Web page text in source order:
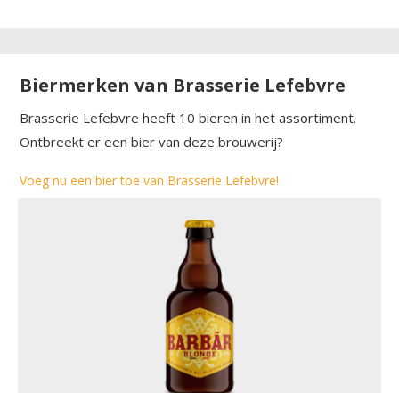
Biermerken van Brasserie Lefebvre
Brasserie Lefebvre heeft 10 bieren in het assortiment.
Ontbreekt er een bier van deze brouwerij?
Voeg nu een bier toe van Brasserie Lefebvre!